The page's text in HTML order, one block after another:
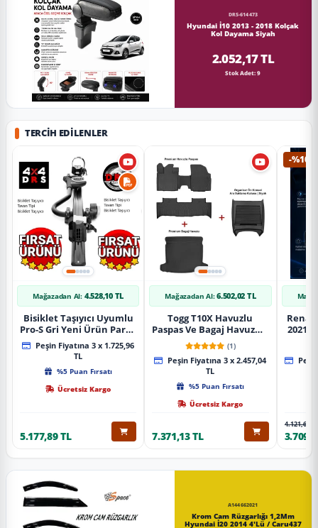
DRS-614473
Hyundai İ10 2013 - 2018 Kolçak
Kol Dayama Siyah
2.052,17 TL
Stok Adet: 9
TERCIH EDILENLER
Mağazadan Al: 4.528,10 TL
Bisiklet Taşıyıcı Uyumlu
Pro-S Gri Yeni Ürün Parça
Tavan Tipi Bisiklet
Taşıyıcı
Peşin Fiyatına 3 x 1.725,96
TL
%5 Puan Fırsatı
Ücretsiz Kargo
5.177,89 TL
Mağazadan Al: 6.502,02 TL
Togg T10X Havuzlu
Paspas Ve Bagaj Havuzu +
Siyah Organizer
(1)
Peşin Fiyatına 3 x 2.457,04
TL
%5 Puan Fırsatı
Ücretsiz Kargo
7.371,13 TL
-%10
2021
4.121,65 TL
A144662021
Krom Cam Rüzgarlığı 1,2Mm
Hyundai İ20 2014 4'Lü / Caru437